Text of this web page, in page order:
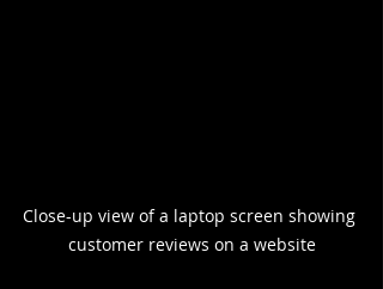
Close-up view of a laptop screen showing
customer reviews on a website